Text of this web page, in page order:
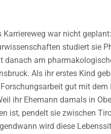
Karriereweg war nicht
studiert sie
danach am
Als ihr erstes Kind
gut mit dem
ihr Ehemann damals in
ist, pendelt sie zwischen
wird diese